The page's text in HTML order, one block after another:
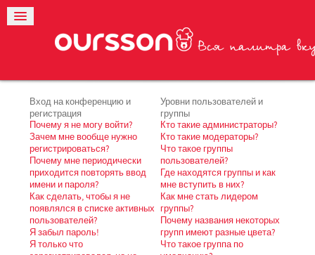
Вход на конференцию и
регистрация
Почему я не могу войти?
Зачем мне вообще нужно
регистрироваться?
Почему мне периодически
приходится повторять ввод
имени и пароля?
Как сделать, чтобы я не
появлялся в списке активных
пользователей?
Я забыл пароль!
Я только что
Уровни пользователей и
группы
Кто такие администраторы?
Кто такие модераторы?
Что такое группы
пользователей?
Где находятся группы и как
мне вступить в них?
Как мне стать лидером
группы?
Почему названия некоторых
групп имеют разные цвета?
Что такое группа по